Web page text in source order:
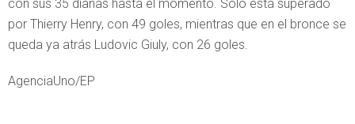
con sus 35 dianas hasta el momento. Sólo está superado
por Thierry Henry, con 49 goles, mientras que en el bronce se
queda ya atrás Ludovic Giuly, con 26 goles.
AgenciaUno/EP